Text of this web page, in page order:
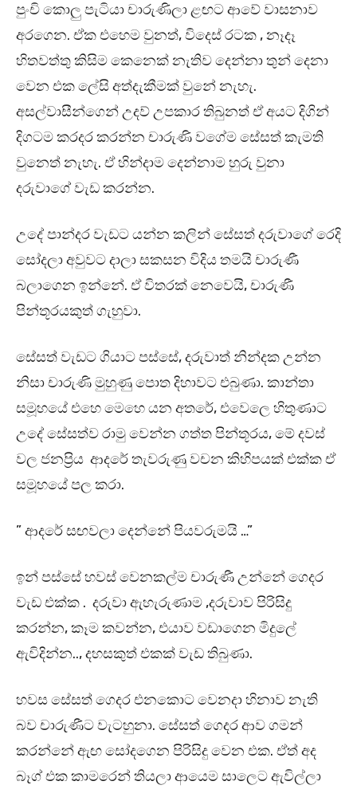
පුංචි කොලු පැටියා චාරුණිලා ළඟට ආවේ වාසනාව
අරගෙන. ඒක එහෙම වුනත්, විදෙස් රටක , නෑදෑ
හිතවත්තු කිසිම කෙනෙක් නැතිව දෙන්නා තුන් දෙනා
වෙන එක ලේසි අත්දැකීමක් වුනේ නැහැ.
අසල්වාසීන්ගෙන් උදව් උපකාර තිබුනත් ඒ අයට දිගින්
දිගටම කරදර කරන්න චාරුණි වගේම සේසත් කැමති
වුනෙත් නැහැ. ඒ හින්දාම දෙන්නාම හුරු වුනා
දරුවාගේ වැඩ කරන්න.
උදේ පාන්දර වැඩට යන්න කලින් සේසත් දරුවාගේ රෙදි
සෝදලා අවුවට දාලා සකසන විදිය තමයි චාරුණී
බලාගෙන ඉන්නේ. ඒ විතරක් නෙවෙයි, චාරුණී
පින්තූරයකුත් ගැහුවා.
සේසත් වැඩට ගියාට පස්සේ, දරුවාත් නින්දක උන්න
නිසා චාරුණි මුහුණු පොත දිහාවට එබුණා. කාන්තා
සමූහයේ එහෙ මෙහෙ යන අතරේ, එවෙලෙ හිතුණාට
උදේ සේසත්ව රාමු වෙන්න ගත්ත පින්තූරය, මේ දවස්
වල ජනප්‍රිය ආදරේ තැවරුණු වචන කිහිපයක් එක්ක ඒ
සමූහයේ පල කරා.
” ආදරේ සඟවලා දෙන්නේ පියවරුමයි …”
ඉන් පස්සේ හවස් වෙනකල්ම චාරුණී උන්නේ ගෙදර
වැඩ එක්ක . දරුවා ඇහැරුණාම ,දරුවාව පිරිසිදු
කරන්න, කෑම කවන්න, එයාව වඩාගෙන මිදුලේ
ඇවිදින්න.., දහසකුත් එකක් වැඩ තිබුණා.
හවස සේසත් ගෙදර එනකොට වෙනදා හිනාව නැති
බව චාරුණීට වැටහුනා. සේසත් ගෙදර ආව ගමන්
කරන්නේ ඇඟ සෝදගෙන පිරිසිදු වෙන එක. ඒත් අද
බෑග් එක කාමරෙන් තියලා ආයෙම සාලෙට ඇවිල්ලා